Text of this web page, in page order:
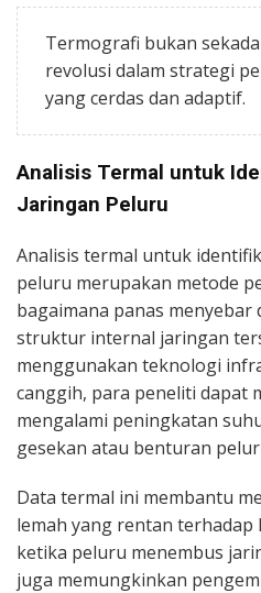
Termografi bukan
revolusi dalam strategi
yang cerdas dan adaptif.
Analisis Termal untuk
Jaringan Peluru
Analisis termal untuk
peluru merupakan metode
bagaimana panas
struktur internal jaringan
menggunakan teknologi
canggih, para peneliti dapat
mengalami peningkatan
gesekan atau benturan
Data termal ini membantu
lemah yang rentan
ketika peluru menembus
juga memungkinkan